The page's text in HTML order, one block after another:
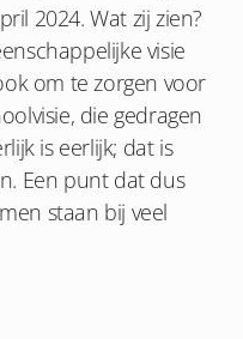
2024. Wat zij zien?
visie
om te zorgen voor
die gedragen
is eerlijk; dat is
Een punt dat dus
staan bij veel